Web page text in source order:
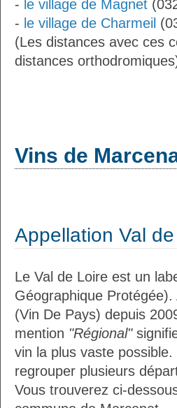
- le village de Magnet
- le village de Charmeil
(Les distances avec ces
distances
Vins de
Appellation Val
Le Val de Loire est un
Géographique
(Vin De Pays) depuis
mention "Régional"
vin la plus vaste
regrouper plusieurs
Vous trouverez ci-